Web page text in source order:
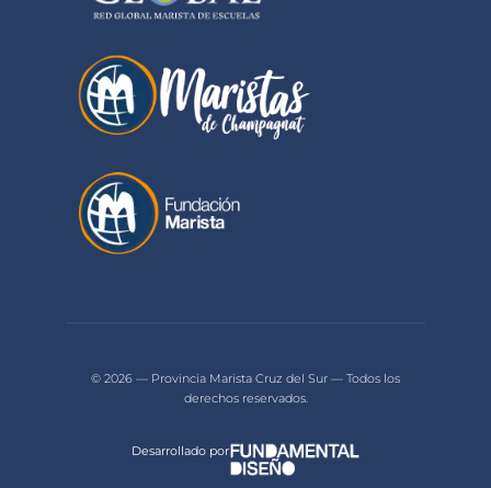
© 2026 — Provincia Marista Cruz del Sur — Todos los
derechos reservados.
Desarrollado por